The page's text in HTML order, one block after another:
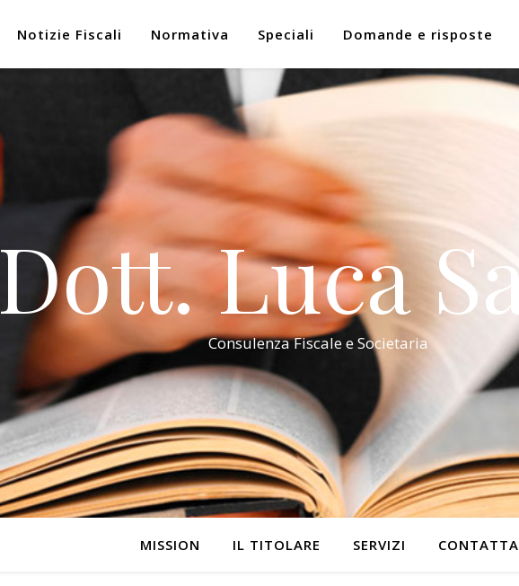
Notizie Fiscali Normativa Speciali Domande e risposte
Dott. Luca
Consulenza Fiscale e Societaria
MISSION IL TITOLARE SERVIZI